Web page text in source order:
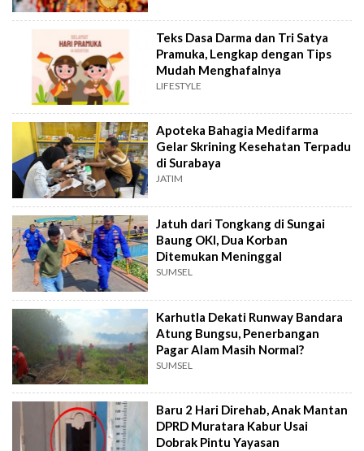
Teks Dasa Darma dan Tri Satya
Pramuka, Lengkap dengan Tips
Mudah Menghafalnya
LIFESTYLE
Apoteka Bahagia Medifarma
Gelar Skrining Kesehatan Terpadu
di Surabaya
JATIM
Jatuh dari Tongkang di Sungai
Baung OKI, Dua Korban
Ditemukan Meninggal
SUMSEL
Karhutla Dekati Runway Bandara
Atung Bungsu, Penerbangan
Pagar Alam Masih Normal?
SUMSEL
Baru 2 Hari Direhab, Anak Mantan
DPRD Muratara Kabur Usai
Dobrak Pintu Yayasan